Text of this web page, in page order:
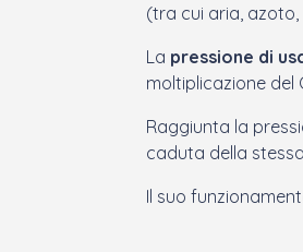
(tra cui aria,
La pressione di
moltiplicazione del
Raggiunta la
caduta della
Il suo